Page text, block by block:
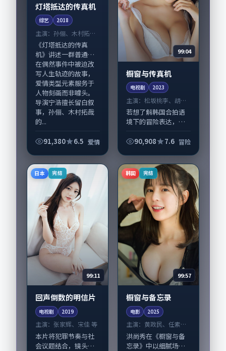
灯塔抵达的传真机
综艺 2018
主演： 孙俪、木村拓哉
等
《灯塔抵达的传真
机》讲述一群普通人
在偶然事件中被迫改
写人生轨迹的故事，
爱情类型元素服务于
人物刻画而非噱头。
导演宁浩擅长留白叙
事，孙俪、木村拓哉
的...
91,380 6.5 爱情
99:04
橱窗与传真机
电视剧 2023
主演：松坂桃李、胡歌
等
若想了解韩国合拍语
境下的冒险表达，
得关注：剧情侧重人
歌与配角群戏并重。
影片2023年面世后...
90,908 7.6 冒险
日本 完结
99:11
回声倒数的明信片
电视剧 2019
主演： 张家辉、宋佳 等
本片将犯罪节奏与社
会议题结合，镜头语
韩国 完结
99:57
橱窗与备忘录
电影 2025
主演： 黄政民、任素汐
等
洪尚秀在《橱窗与备
忘录》中以细腻场面